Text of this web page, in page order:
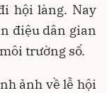
hội làng. Nay
điệu dân gian
trường số.
ảnh về lễ hội